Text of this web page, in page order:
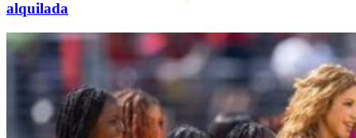
alquilada